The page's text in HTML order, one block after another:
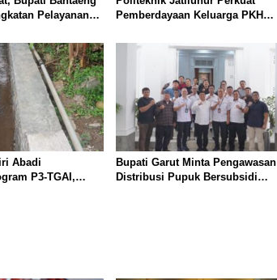
Pelayanan
Pemberdayaan Keluarga PKH
Abadi
P3-TGAI,
Bupati Garut Minta Pengawasan
Distribusi Pupuk Bersubsidi